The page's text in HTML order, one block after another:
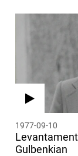
1977-09-10
Gulbenkian